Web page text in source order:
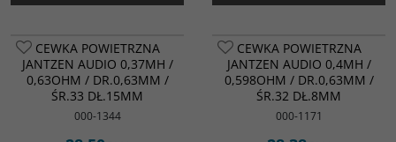
CEWKA POWIETRZNA
JANTZEN AUDIO 0,37MH /
0,63OHM / DR.0,63MM /
ŚR.33 DŁ.15MM
000-1344
CEWKA POWIETRZNA
JANTZEN AUDIO 0,4MH /
0,598OHM / DR.0,63MM /
ŚR.32 DŁ.8MM
000-1171